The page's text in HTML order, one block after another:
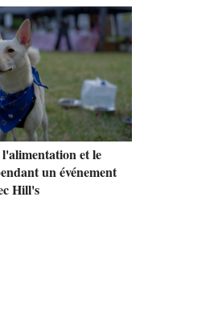
et le
un événement
Hill's